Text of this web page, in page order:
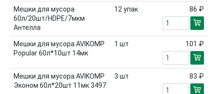
Мешки для мусора
60л/20шт/HDPE/7мкм
Антелла
12 упак 86 ₽
Мешки для мусора AVIKOMP
Popular 60л*10шт 14мк
1 шт 101 ₽
Мешки для мусора AVIKOMP
Эконом 60л*20шт 11мк 3497
3 шт 83 ₽